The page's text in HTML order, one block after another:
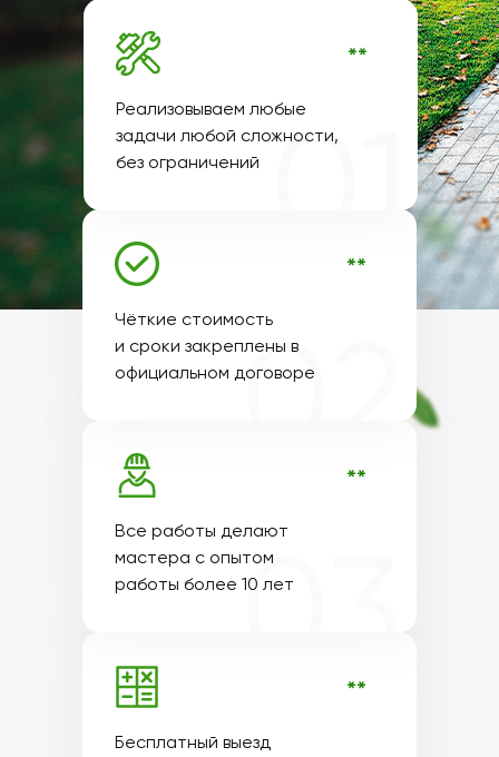
Бесплатный выезд
Все работы делают
мастера с опытом
работы более 10 лет
Чёткие стоимость
и сроки закреплены в
официальном договоре
Реализовываем любые
задачи любой сложности,
без ограничений
**
**
**
**